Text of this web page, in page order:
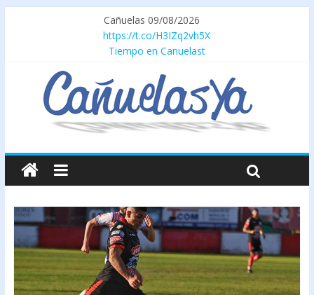
Cañuelas 09/08/2026
https://t.co/H3IZq2vh5X
Tiempo en Canuelast